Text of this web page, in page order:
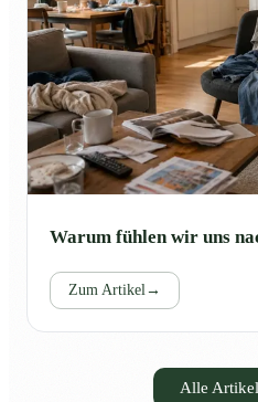
Warum fühlen wir uns
Zum Artikel→
Alle